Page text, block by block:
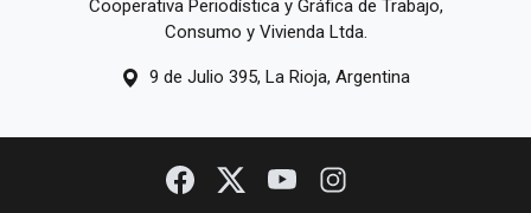
Cooperativa Periodística y Gráfica de Trabajo,
Consumo y Vivienda Ltda.
9 de Julio 395, La Rioja, Argentina